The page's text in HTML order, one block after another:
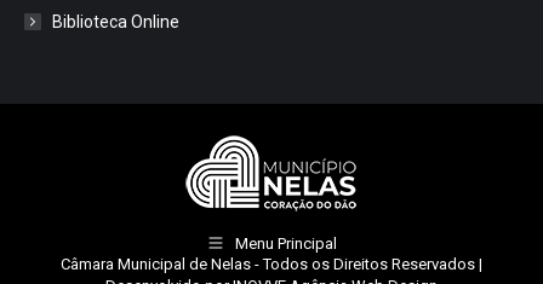
Biblioteca Online
Menu Principal
Câmara Municipal de Nelas - Todos os Direitos Reservados |